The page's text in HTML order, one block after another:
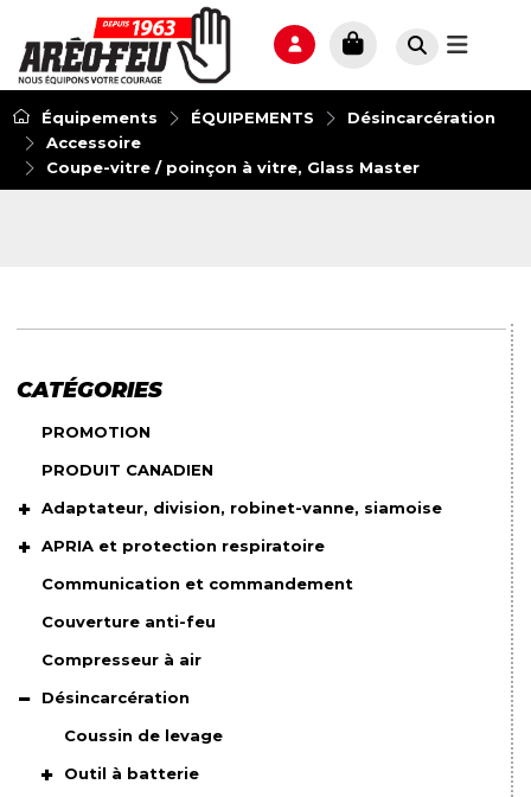
Équipements ÉQUIPEMENTS
Désincarcération
Accessoire
Coupe-vitre / poinçon à vitre, Glass Master
CATÉGORIES
PROMOTION
PRODUIT CANADIEN
Adaptateur, division, robinet-vanne, siamoise
APRIA et protection respiratoire
Communication et commandement
Couverture anti-feu
Compresseur à air
Désincarcération
Coussin de levage
Outil à batterie